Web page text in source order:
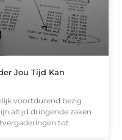
Jou Tijd Kan
voortdurend bezig
altijd dringende zaken
tot